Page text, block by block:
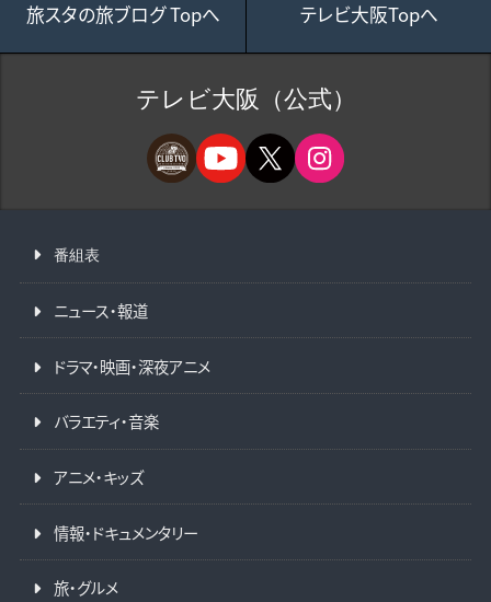
旅スタの旅ブログ Topへ テレビ大阪Topへ
テレビ大阪（公式）
番組表
ニュース・報道
ドラマ・映画・深夜アニメ
バラエティ・音楽
アニメ・キッズ
情報・ドキュメンタリー
旅・グルメ